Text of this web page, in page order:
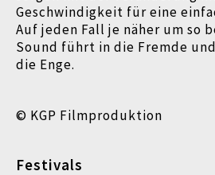
Geschwindigkeit für eine
Auf jeden Fall je näher um so
Sound führt in die Fremde
die Enge.
© KGP Filmproduktion
Festivals